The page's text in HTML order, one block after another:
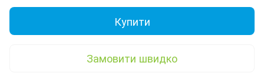
Купити
Замовити швидко